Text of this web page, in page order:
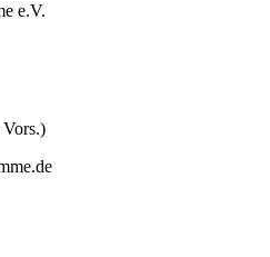
e.V.